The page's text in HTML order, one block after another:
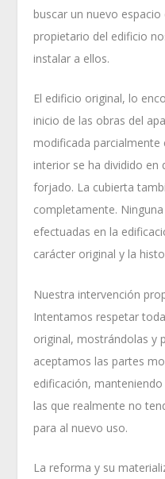
buscar un nuevo
propietario del edificio
instalar a ellos.
El edificio original, lo
inicio de las obras del
modificada parcialmente
interior se ha dividido en
forjado. La cubierta
completamente.
efectuadas en la
carácter original y la
Nuestra intervención
Intentamos respetar
original, mostrándolas y
aceptamos las partes
edificación,
las que realmente no
para al nuevo uso.
La reforma y su